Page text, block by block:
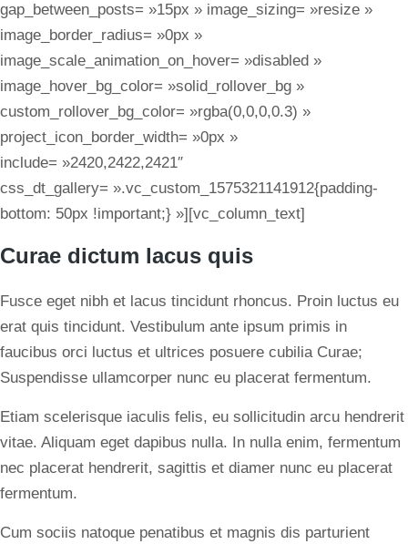
gap_between_posts= »15px » image_sizing= »resize »
image_border_radius= »0px »
image_scale_animation_on_hover= »disabled »
image_hover_bg_color= »solid_rollover_bg »
custom_rollover_bg_color= »rgba(0,0,0,0.3) »
project_icon_border_width= »0px »
include= »2420,2422,2421″
css_dt_gallery= ».vc_custom_1575321141912{padding-
bottom: 50px !important;} »][vc_column_text]
Curae dictum lacus quis
Fusce eget nibh et lacus tincidunt rhoncus. Proin luctus eu
erat quis tincidunt. Vestibulum ante ipsum primis in
faucibus orci luctus et ultrices posuere cubilia Curae;
Suspendisse ullamcorper nunc eu placerat fermentum.
Etiam scelerisque iaculis felis, eu sollicitudin arcu hendrerit
vitae. Aliquam eget dapibus nulla. In nulla enim, fermentum
nec placerat hendrerit, sagittis et diamer nunc eu placerat
fermentum.
Cum sociis natoque penatibus et magnis dis parturient